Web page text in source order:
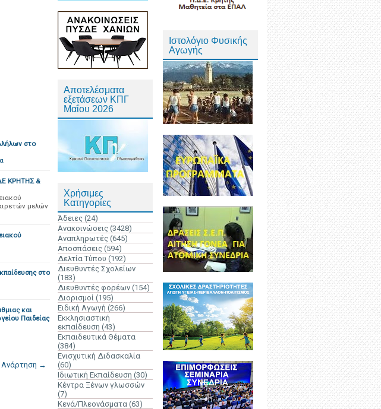
στο
ΚΡΗΤΗΣ &
μελών
στο
και
Παιδείας
Ανάρτηση →
Αποτελέσματα
εξετάσεων ΚΠΓ
Μαΐου 2026
Χρήσιμες
Κατηγορίες
Άδειες (24)
Ανακοινώσεις (3428)
Αναπληρωτές (645)
Αποσπάσεις (594)
Δελτία Τύπου (192)
Διευθυντές Σχολείων
(183)
Διευθυντές φορέων (154)
Διορισμοί (195)
Ειδική Αγωγή (266)
Εκκλησιαστική
εκπαίδευση (43)
Εκπαιδευτικά Θέματα
(384)
Ενισχυτική Διδασκαλία
(60)
Ιδιωτική Εκπαίδευση (30)
Κέντρα Ξένων γλωσσών
(7)
Κενά/Πλεονάσματα (63)
Ιστολόγιο Φυσικής
Αγωγής